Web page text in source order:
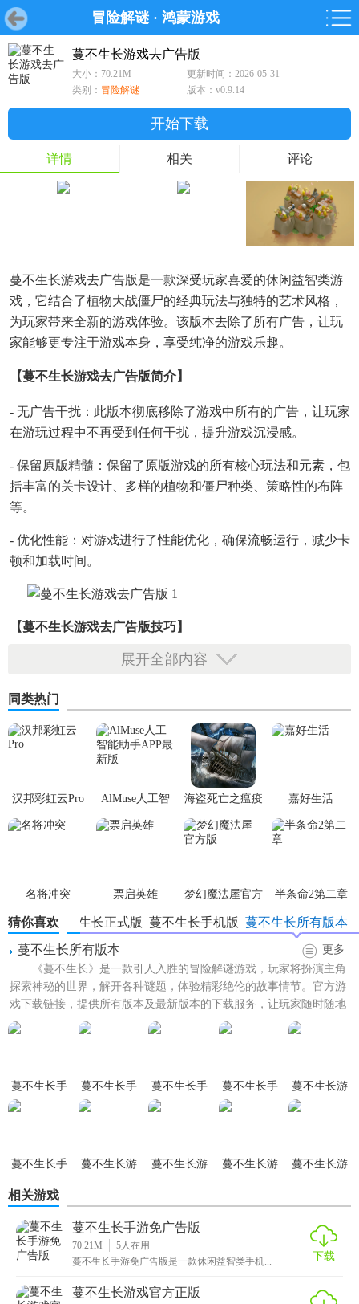
冒险解谜· 鸿蒙游戏
首页 游戏 软件 鸿蒙游戏
首页 游戏 软件 鸿蒙
游戏
鸿蒙
软件
专题
蔓不生长游戏去广告版
大小：70.21M
更新时间：2026-05-31
类别： 冒险解谜 版本：v0.9.14
开始下载
详情 相关 评论
蔓不生长游戏去广告版是一款深受玩家喜爱的休闲益智类游
戏，它结合了植物大战僵尸的经典玩法与独特的艺术风格，
为玩家带来全新的游戏体验。该版本去除了所有广告，让玩
家能够更专注于游戏本身，享受纯净的游戏乐趣。
【蔓不生长游戏去广告版简介】
- 无广告干扰：此版本彻底移除了游戏中所有的广告，让玩家
在游玩过程中不再受到任何干扰，提升游戏沉浸感。
- 保留原版精髓：保留了原版游戏的所有核心玩法和元素，包
括丰富的关卡设计、多样的植物和僵尸种类、策略性的布阵
等。
- 优化性能：对游戏进行了性能优化，确保流畅运行，减少卡
顿和加载时间。
【蔓不生长游戏去广告版技巧】
1. 策略布局：根据僵尸的行进路线和特性，合理摆放植物，
同时注意阳光的生产与消耗平衡。
3. 观察学习：观察每关的特点，学习如何高效利用有限的资
源应对不同的挑战。
4. 升级植物：及时升级植物，提升其攻击力和特殊能力，以
1. 精美画面：采用手绘风格的卡通画面，色彩丰富，细节精
致，给玩家带来视觉享受。
2. 创意无限：丰富的关卡设计，每一关都充满挑战，鼓励玩
家发挥创意，寻找最佳解决方案。
3. 离线模式：支持离线游玩，无需网络连接也能享受游戏的
游戏新鲜感。
1. 下载并安装：从官方或可信渠道下载蔓不生长游戏去广告
版，按照提示完成安装。
2. 开始游戏：打开游戏后，选择关卡开始挑战，使用获得的
阳光购买并布置植物。
物位置，形成有效的防御体系。
展开全部内容
同类热门
汉邦彩虹云Pro
AlMuse人工智
能助手APP最新
海盗死亡之瘟疫 嘉好生活
名将冲突 票启英雄
梦幻魔法屋官方
半条命2第二章
猜你喜欢 蔓不生长所有版本
蔓不生长手机版
蔓不生长正式版
蔓不生长所有版本
更多
《蔓不生长》是一款引人入胜的冒险解谜游戏，玩家将扮演主角
探索神秘的世界，解开各种谜题，体验精彩绝伦的故事情节。官方游
戏下载链接，提供所有版本及最新版本的下载服务，让玩家随时随地
享受游戏的乐趣。无论是经...
蔓不生长手
游全图鉴版
蔓不生长手
游免广告版
蔓不生长手
游电脑版
蔓不生长手
游正式版
蔓不生长游
戏完整版
蔓不生长手
蔓不生长游
蔓不生长游
蔓不生长游
蔓不生长游
相关游戏
蔓不生长手游免广告版
70.21M 5人在用
蔓不生长手游免广告版是一款休闲益智类手机...
下载
蔓不生长游戏官方正版